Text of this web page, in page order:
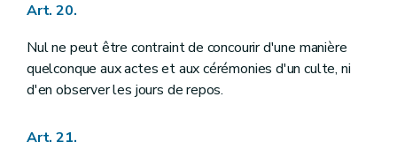
Art. 20.
Nul ne peut être contraint de concourir d'une manière
quelconque aux actes et aux cérémonies d'un culte, ni
d'en observer les jours de repos.
Art. 21.